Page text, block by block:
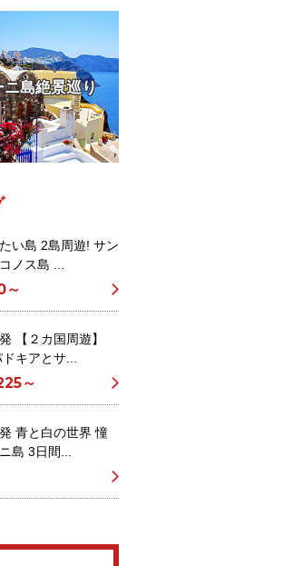
島絶景巡り
い島 2島周遊! サン
ノス島 ...
【２カ国周遊】
キアとサ...
～
青と白の世界 憧
島 3日間...